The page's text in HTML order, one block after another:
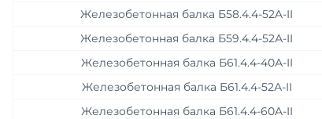
Опоры освещения
Железобетонные кольца
Железобетонная балка Б58.4.4-52A-II
Железобетонная балка Б59.4.4-52А-II
Железобетонная балка Б61.4.4-40А-II
Железобетонная балка Б61.4.4-52А-II
Железобетонная балка Б61.4.4-60A-II